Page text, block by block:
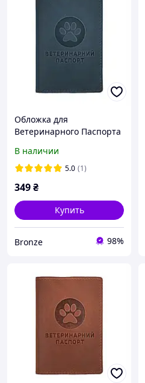
Обложка для
Ветеринарного Паспорта
Barksi Синяя
В наличии
5.0 (1)
349₴
Купить
Bronze 98%